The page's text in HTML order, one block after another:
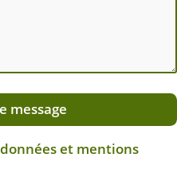
message
et mentions